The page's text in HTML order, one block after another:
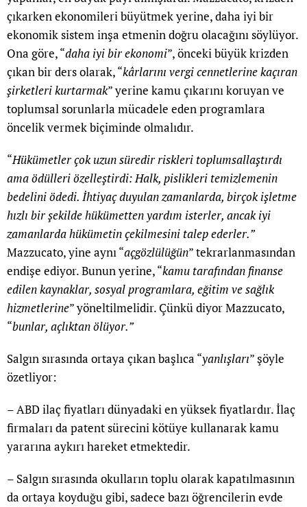
çıkarken ekonomileri büyütmek yerine, daha iyi bir
ekonomik sistem inşa etmenin doğru olacağını söylüyor.
Ona göre, “daha iyi bir ekonomi”, önceki büyük krizden
çıkan bir ders olarak, “kârlarını vergi cennetlerine kaçıran
şirketleri kurtarmak” yerine kamu çıkarını koruyan ve
toplumsal sorunlarla mücadele eden programlara
öncelik vermek biçiminde olmalıdır.
“Hükümetler çok uzun süredir riskleri toplumsallaştırdı
ama ödülleri özelleştirdi: Halk, pislikleri temizlemenin
bedelini ödedi. İhtiyaç duyulan zamanlarda, birçok işletme
hızlı bir şekilde hükümetten yardım isterler, ancak iyi
zamanlarda hükümetin çekilmesini talep ederler.”
Mazzucato, yine aynı “açgözlülüğün” tekrarlanmasından
endişe ediyor. Bunun yerine, “kamu tarafından finanse
edilen kaynaklar, sosyal programlara, eğitim ve sağlık
hizmetlerine” yöneltilmelidir. Çünkü diyor Mazzucato,
“bunlar, açlıktan ölüyor.”
Salgın sırasında ortaya çıkan başlıca “yanlışları” şöyle
özetliyor:
– ABD ilaç fiyatları dünyadaki en yüksek fiyatlardır. İlaç
firmaları da patent sürecini kötüye kullanarak kamu
yararına aykırı hareket etmektedir.
– Salgın sırasında okulların toplu olarak kapatılmasının
da ortaya koyduğu gibi, sadece bazı öğrencilerin evde